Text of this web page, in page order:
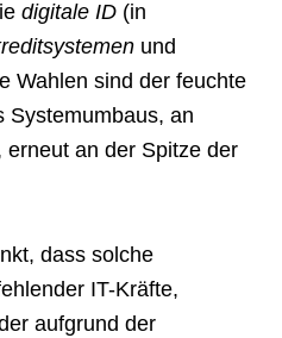
digitale ID (in
und
Wahlen sind der feuchte
Systemumbaus, an
an der Spitze der
dass solche
IT-Kräfte,
aufgrund der